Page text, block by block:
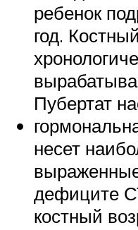
ребенок
год.
Пубертат
несет
дефиците
костный